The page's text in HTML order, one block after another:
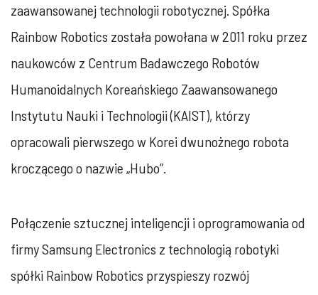
zaawansowanej technologii robotycznej. Spółka
Rainbow Robotics została powołana w 2011 roku przez
naukowców z Centrum Badawczego Robotów
Humanoidalnych Koreańskiego Zaawansowanego
Instytutu Nauki i Technologii (KAIST), którzy
opracowali pierwszego w Korei dwunożnego robota
kroczącego o nazwie „Hubo”.
Połączenie sztucznej inteligencji i oprogramowania od
firmy Samsung Electronics z technologią robotyki
spółki Rainbow Robotics przyspieszy rozwój